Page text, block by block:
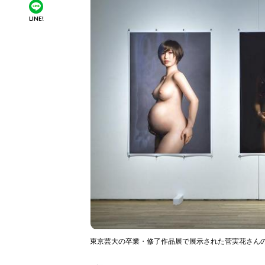
LINE!
東京芸大の卒業・修了作品展で展示された菅実花さん